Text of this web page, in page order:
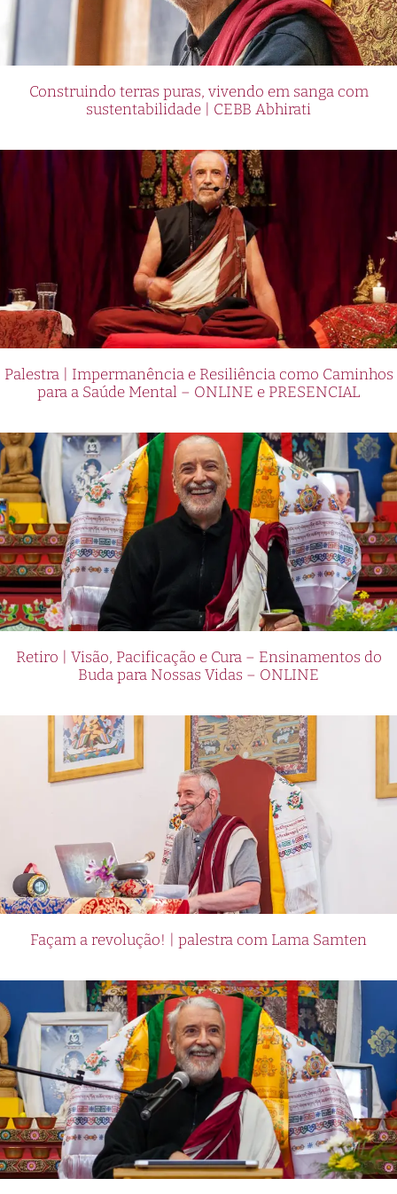
Construindo terras puras, vivendo em sanga com
sustentabilidade | CEBB Abhirati
Palestra | Impermanência e Resiliência como Caminhos
para a Saúde Mental – ONLINE e PRESENCIAL
Retiro | Visão, Pacificação e Cura – Ensinamentos do
Buda para Nossas Vidas – ONLINE
Façam a revolução! | palestra com Lama Samten